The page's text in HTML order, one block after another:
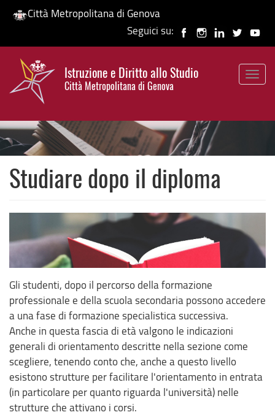
Salta
contenuto
principale
Città Metropolitana di Genova
Seguici su:
Istruzione e Diritto allo Studio
Città Metropolitana di Genova
HP banner
Studiare dopo il diploma
Gli studenti, dopo il percorso della formazione
professionale e della scuola secondaria possono accedere
a una fase di formazione specialistica successiva.
Anche in questa fascia di età valgono le indicazioni
generali di orientamento descritte nella sezione come
scegliere, tenendo conto che, anche a questo livello
esistono strutture per facilitare l'orientamento in entrata
(in particolare per quanto riguarda l'università) nelle
strutture che attivano i corsi.